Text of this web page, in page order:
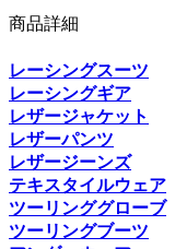
商品詳細
レーシングスーツ
レーシングギア
レザージャケット
レザーパンツ
レザージーンズ
テキスタイルウェア
ツーリンググローブ
ツーリングブーツ